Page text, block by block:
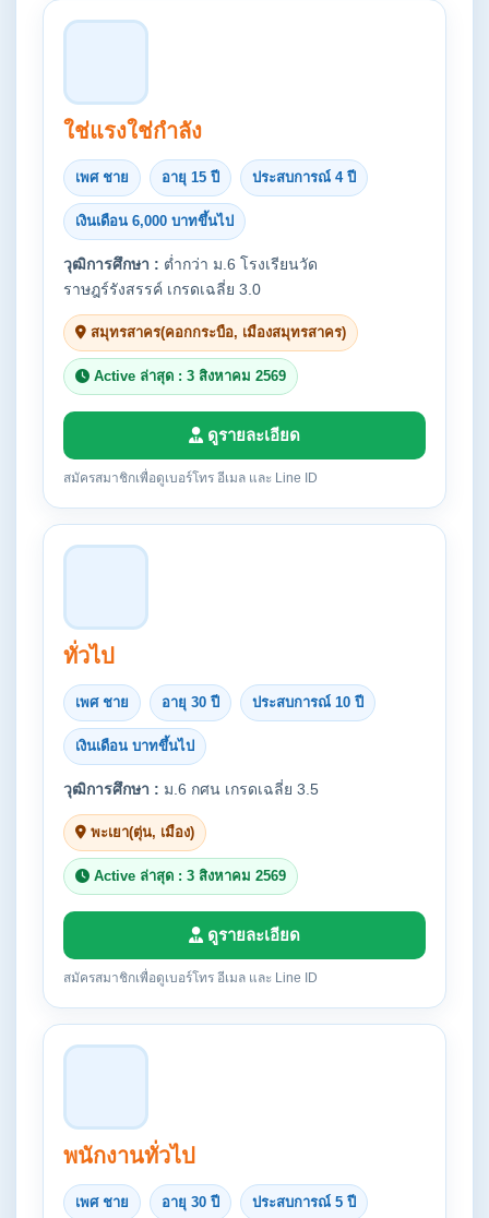
ใช่แรงใช่กำลัง
เพศ ชาย อายุ 15 ปี ประสบการณ์ 4 ปี
เงินเดือน 6,000 บาทขึ้นไป
วุฒิการศึกษา : ต่ำกว่า ม.6 โรงเรียนวัด
ราษฎร์รังสรรค์ เกรดเฉลี่ย 3.0
สมุทรสาคร(คอกกระบือ, เมืองสมุทรสาคร)
Active ล่าสุด : 3 สิงหาคม 2569
ดูรายละเอียด
สมัครสมาชิกเพื่อดูเบอร์โทร อีเมล และ Line ID
ทั่วไป
เพศ ชาย อายุ 30 ปี ประสบการณ์ 10 ปี
เงินเดือน บาทขึ้นไป
วุฒิการศึกษา : ม.6 กศน เกรดเฉลี่ย 3.5
พะเยา(ตุ่น, เมือง)
Active ล่าสุด : 3 สิงหาคม 2569
ดูรายละเอียด
สมัครสมาชิกเพื่อดูเบอร์โทร อีเมล และ Line ID
พนักงานทั่วไป
เพศ ชาย อายุ 30 ปี ประสบการณ์ 5 ปี